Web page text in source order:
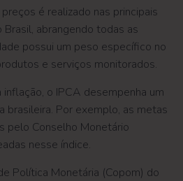
é realizado nas principais
abrangendo todas as
possui um peso específico no
e serviços monitorados.
o IPCA desempenha um
brasileira. Por exemplo, as metas
pelo Conselho Monetário
nesse índice.
Política Monetária (Copom) do